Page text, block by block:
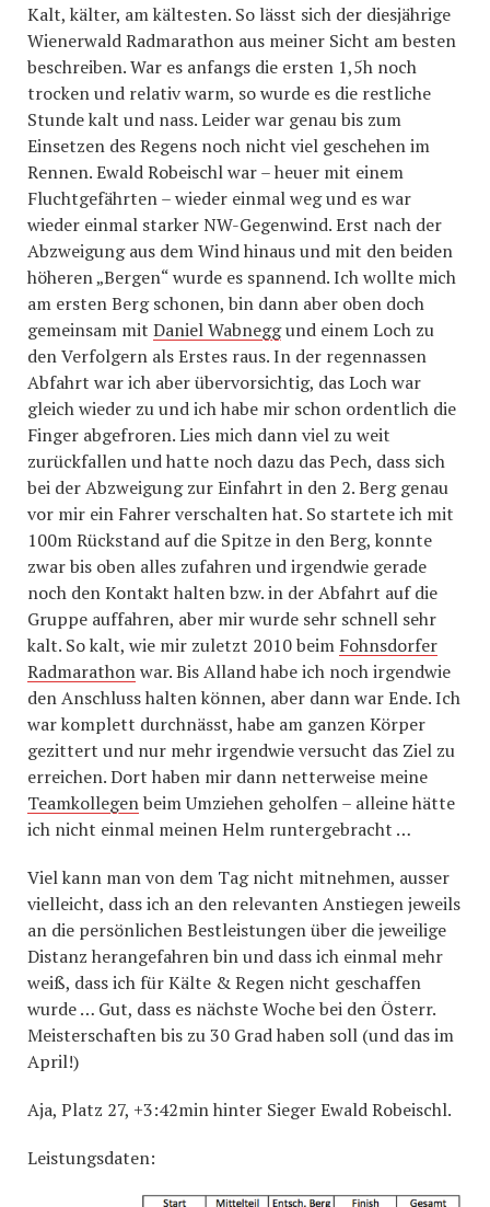
Kalt, kälter, am kältesten. So lässt sich der diesjährige
Wienerwald Radmarathon aus meiner Sicht am besten
beschreiben. War es anfangs die ersten 1,5h noch
trocken und relativ warm, so wurde es die restliche
Stunde kalt und nass. Leider war genau bis zum
Einsetzen des Regens noch nicht viel geschehen im
Rennen. Ewald Robeischl war – heuer mit einem
Fluchtgefährten – wieder einmal weg und es war
wieder einmal starker NW-Gegenwind. Erst nach der
Abzweigung aus dem Wind hinaus und mit den beiden
höheren „Bergen“ wurde es spannend. Ich wollte mich
am ersten Berg schonen, bin dann aber oben doch
gemeinsam mit Daniel Wabneggund einem Loch zu
den Verfolgern als Erstes raus. In der regennassen
Abfahrt war ich aber übervorsichtig, das Loch war
gleich wieder zu und ich habe mir schon ordentlich die
Finger abgefroren. Lies mich dann viel zu weit
zurückfallen und hatte noch dazu das Pech, dass sich
bei der Abzweigung zur Einfahrt in den 2. Berg genau
vor mir ein Fahrer verschalten hat. So startete ich mit
100m Rückstand auf die Spitze in den Berg, konnte
zwar bis oben alles zufahren und irgendwie gerade
noch den Kontakt halten bzw. in der Abfahrt auf die
Gruppe auffahren, aber mir wurde sehr schnell sehr
kalt. So kalt, wie mir zuletzt 2010 beim Fohnsdorfer
Radmarathonwar. Bis Alland habe ich noch irgendwie
den Anschluss halten können, aber dann war Ende. Ich
war komplett durchnässt, habe am ganzen Körper
gezittert und nur mehr irgendwie versucht das Ziel zu
erreichen. Dort haben mir dann netterweise meine
Teamkollegenbeim Umziehen geholfen – alleine hätte
ich nicht einmal meinen Helm runtergebracht …
Viel kann man von dem Tag nicht mitnehmen, ausser
vielleicht, dass ich an den relevanten Anstiegen jeweils
an die persönlichen Bestleistungen über die jeweilige
Distanz herangefahren bin und dass ich einmal mehr
weiß, dass ich für Kälte & Regen nicht geschaffen
wurde … Gut, dass es nächste Woche bei den Österr.
Meisterschaften bis zu 30 Grad haben soll (und das im
April!)
Aja, Platz 27, +3:42min hinter Sieger Ewald Robeischl.
Leistungsdaten: